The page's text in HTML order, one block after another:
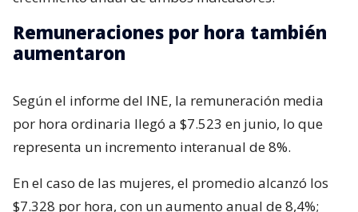
Remuneraciones por hora también
aumentaron
Según el informe del INE, la remuneración media
por hora ordinaria llegó a $7.523 en junio, lo que
representa un incremento interanual de 8%.
En el caso de las mujeres, el promedio alcanzó los
$7.328 por hora, con un aumento anual de 8,4%;